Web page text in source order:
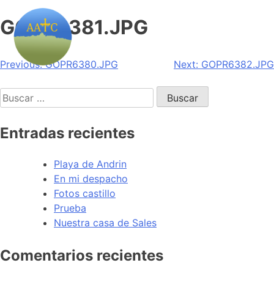
GOPR6381.JPG
Navegación
de
entradas
Previous: GOPR6380.JPG Next: GOPR6382.JPG
Buscar:
Entradas recientes
Playa de Andrin
En mi despacho
Fotos castillo
Prueba
Nuestra casa de Sales
Comentarios recientes